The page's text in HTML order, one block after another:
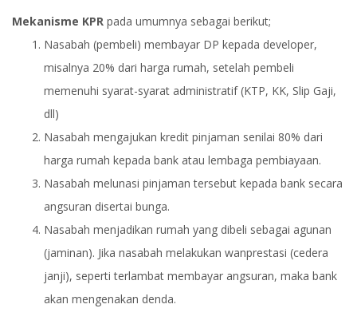
Mekanisme KPR pada umumnya sebagai berikut;
Nasabah (pembeli) membayar DP kepada developer,
misalnya 20% dari harga rumah, setelah pembeli
memenuhi syarat-syarat administratif (KTP, KK, Slip Gaji,
dll)
Nasabah mengajukan kredit pinjaman senilai 80% dari
harga rumah kepada bank atau lembaga pembiayaan.
Nasabah melunasi pinjaman tersebut kepada bank secara
angsuran disertai bunga.
Nasabah menjadikan rumah yang dibeli sebagai agunan
(jaminan). Jika nasabah melakukan wanprestasi (cedera
janji), seperti terlambat membayar angsuran, maka bank
akan mengenakan denda.